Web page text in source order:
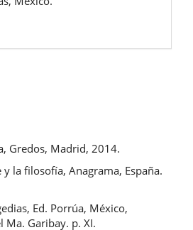
Gredos, Madrid, 2014.
y la filosofía, Anagrama, España.
Ed. Porrúa, México,
Ma. Garibay. p. XI.